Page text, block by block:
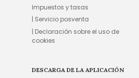
Impuestos y tasas
| Servicio posventa
| Declaración sobre el uso de
cookies
DESCARGA DE LA APLICACIÓN